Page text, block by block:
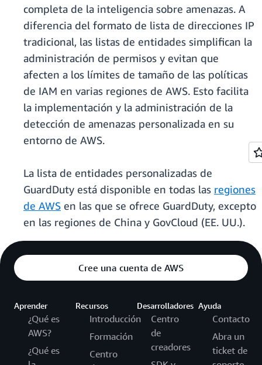
completa de la inteligencia sobre amenazas. A
diferencia del formato de lista de direcciones IP
tradicional, las listas de entidades simplifican la
administración de permisos y evitan que
afecten a los límites de tamaño de las políticas
de IAM en varias regiones de AWS. Esto facilita
la implementación y la administración de la
detección de amenazas personalizada en su
entorno de AWS.
La lista de entidades personalizadas de
GuardDuty está disponible en todas las regiones
de AWS en las que se ofrece GuardDuty, excepto
en las regiones de China y GovCloud (EE. UU.).
Cree una cuenta de AWS
Aprender
¿Qué es
AWS?
¿Qué es
Recursos
Introducción
Formación
Centro
Desarrolladores
Centro
de
creadores
Ayuda
Contacto
Abra un
ticket de